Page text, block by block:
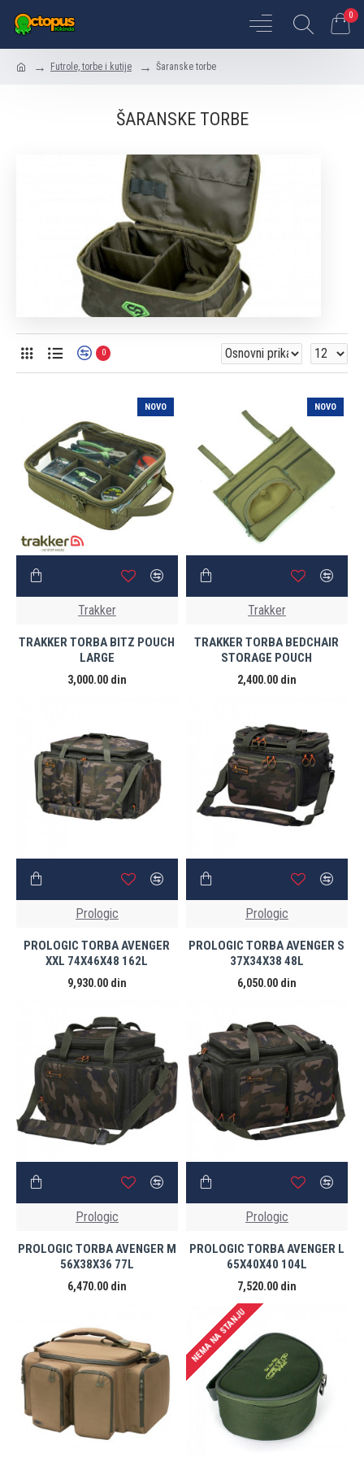
0
Futrole, torbe i kutije Šaranske torbe
ŠARANSKE TORBE
0
NOVO
Trakker
TRAKKER TORBA BITZ POUCH
LARGE
3,000.00 din
NOVO
Trakker
TRAKKER TORBA BEDCHAIR
STORAGE POUCH
2,400.00 din
Prologic
PROLOGIC TORBA AVENGER
XXL 74X46X48 162L
9,930.00 din
Prologic
PROLOGIC TORBA AVENGER S
37X34X38 48L
6,050.00 din
Prologic
PROLOGIC TORBA AVENGER M
56X38X36 77L
6,470.00 din
Prologic
PROLOGIC TORBA AVENGER L
65X40X40 104L
7,520.00 din
NEMA NA STANJU